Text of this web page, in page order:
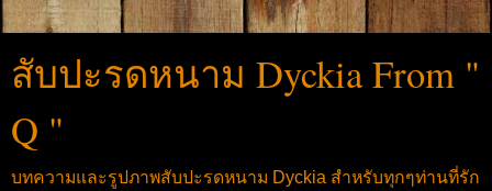
สับปะรดหนาม Dyckia From "
Q "
บทความและรูปภาพสับปะรดหนาม Dyckia สำหรับทุกๆท่านที่รัก